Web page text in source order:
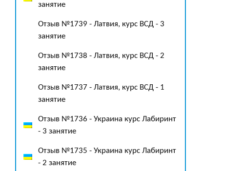
занятие
Отзыв №1739 - Латвия, курс ВСД - 3
занятие
Отзыв №1738 - Латвия, курс ВСД - 2
занятие
Отзыв №1737 - Латвия, курс ВСД - 1
занятие
Отзыв №1736 - Украина курс Лабиринт
- 3 занятие
Отзыв №1735 - Украина курс Лабиринт
- 2 занятие